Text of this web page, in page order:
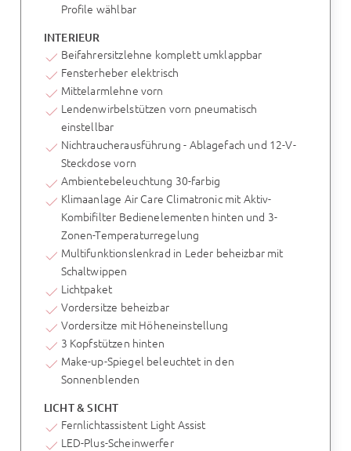
Profile wählbar
INTERIEUR
Beifahrersitzlehne komplett umklappbar
Fensterheber elektrisch
Mittelarmlehne vorn
Lendenwirbelstützen vorn pneumatisch
einstellbar
Nichtraucherausführung - Ablagefach und 12-V-
Steckdose vorn
Ambientebeleuchtung 30-farbig
Klimaanlage Air Care Climatronic mit Aktiv-
Kombifilter Bedienelementen hinten und 3-
Zonen-Temperaturregelung
Multifunktionslenkrad in Leder beheizbar mit
Schaltwippen
Lichtpaket
Vordersitze beheizbar
Vordersitze mit Höheneinstellung
3 Kopfstützen hinten
Make-up-Spiegel beleuchtet in den
Sonnenblenden
LICHT & SICHT
Fernlichtassistent Light Assist
LED-Plus-Scheinwerfer